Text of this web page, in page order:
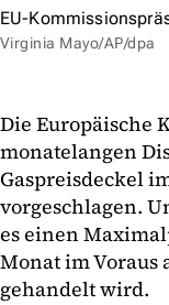
EU-
Virginia Mayo/AP/dpa
Die Europäische
monatelangen
Gaspreisdeckel
vorgeschlagen.
es einen
Monat im Voraus
gehandelt wird.